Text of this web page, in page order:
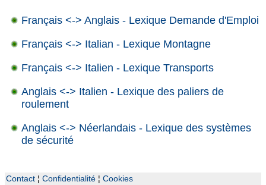
Français <-> Anglais - Lexique Demande d'Emploi
Français <-> Italian - Lexique Montagne
Français <-> Italien - Lexique Transports
Anglais <-> Italien - Lexique des paliers de
roulement
Anglais <-> Néerlandais - Lexique des systèmes
de sécurité
Contact ¦ Confidentialité ¦ Cookies